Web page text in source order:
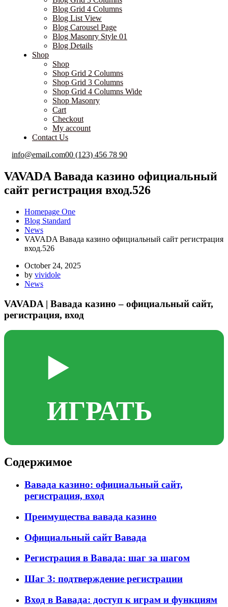
Blog Grid 4 Columns
Blog List View
Blog Carousel Page
Blog Masonry Style 01
Blog Details
Shop
Shop
Shop Grid 2 Columns
Shop Grid 3 Columns
Shop Grid 4 Columns Wide
Shop Masonry
Cart
Checkout
My account
Contact Us
info@email.com00 (123) 456 78 90
VAVADA Вавада казино официальный
сайт регистрация вход.526
Homepage One
Blog Standard
News
VAVADA Вавада казино официальный сайт регистрация
вход.526
October 24, 2025
by vividole
News
VAVADA | Вавада казино – официальный сайт,
регистрация, вход
▶️
ИГРАТЬ
Содержимое
Вавада казино: официальный сайт,
регистрация, вход
Преимущества вавада казино
Официальный сайт Вавада
Регистрация в Вавада: шаг за шагом
Шаг 3: подтверждение регистрации
Вход в Вавада: доступ к играм и функциям